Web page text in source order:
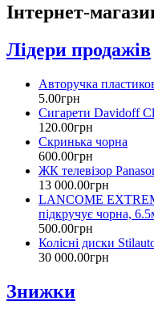
Інтернет-
Лідери продажів
Авторучка
5.00грн
Сигарети Davidoff
120.00грн
Скринька чорна
600.00грн
ЖК телевізор
13 000.00грн
LANCOME
підкручує чорна,
500.00грн
Колісні диски
30 000.00грн
Знижки